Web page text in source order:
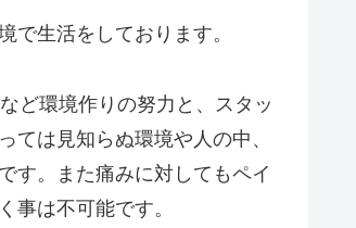
で生活をしております。
ど環境作りの努力と、スタッ
ては見知らぬ環境や人の中、
す。また痛みに対してもペイ
事は不可能です。